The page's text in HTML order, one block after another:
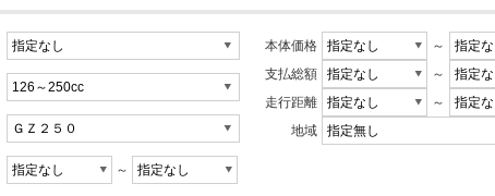
～
本体価格
～
支払総額
～
走行距離
～
地域